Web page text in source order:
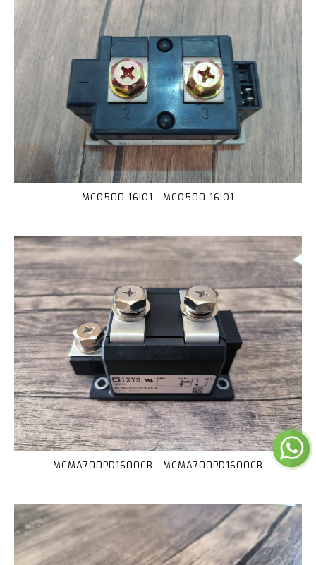
MCO500-16IO1 - MCO500-16IO1
MCMA700PD1600CB - MCMA700PD1600CB